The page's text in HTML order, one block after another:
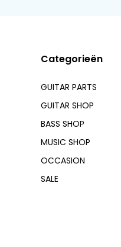
Categorieën
GUITAR PARTS
GUITAR SHOP
BASS SHOP
MUSIC SHOP
OCCASION
SALE